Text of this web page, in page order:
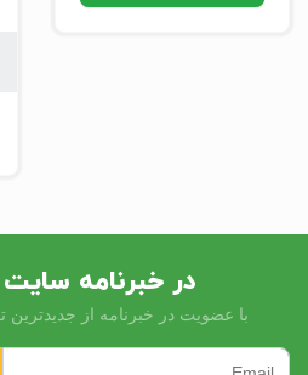
در خبرنامه
با عضویت در خبرنامه از